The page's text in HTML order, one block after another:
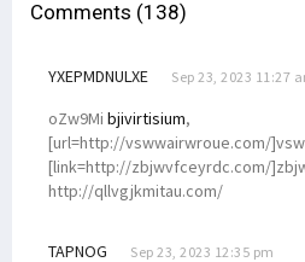
Comments (138)
YXEPMDNULXE Sep 23, 2023 11:27
oZw9Mi bjivirtisium,
[url=http://vswwairwroue.com/
[link=http://zbjwvfceyrdc.com/
http://qllvgjkmitau.com/
TAPNOG Sep 23, 2023 12:35 pm